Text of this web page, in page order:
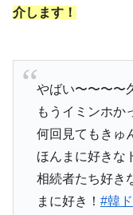
介します！
やばい〜〜〜〜
もうイミンホか
何回見てもきゅ
ほんまに好きな
相続者たち好き
まに好き！ #韓